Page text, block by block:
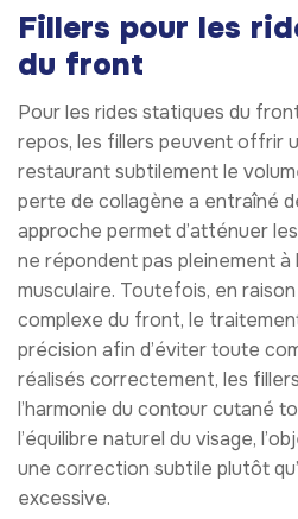
Fillers pour les
du front
Pour les rides statiques du
repos, les fillers peuvent offrir
restaurant subtilement le
perte de collagène a entraîné
approche permet d’atténuer
ne répondent pas pleinement à
musculaire. Toutefois, en
complexe du front, le
précision afin d’éviter toute
réalisés correctement, les
l’harmonie du contour cutané
l’équilibre naturel du visage,
une correction subtile plutôt
excessive.